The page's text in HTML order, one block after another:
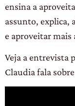
ensina a
assunto, explica,
e aproveitar mais
Veja a entrevista
Claudia fala